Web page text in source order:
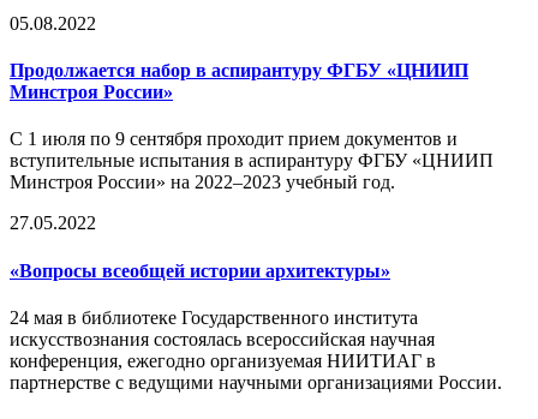
05.08.2022
Продолжается набор в аспирантуру ФГБУ «ЦНИИП
Минстроя России»
С 1 июля по 9 сентября проходит прием документов и
вступительные испытания в аспирантуру ФГБУ «ЦНИИП
Минстроя России» на 2022–2023 учебный год.
27.05.2022
«Вопросы всеобщей истории архитектуры»
24 мая в библиотеке Государственного института
искусствознания состоялась всероссийская научная
конференция, ежегодно организуемая НИИТИАГ в
партнерстве с ведущими научными организациями России.